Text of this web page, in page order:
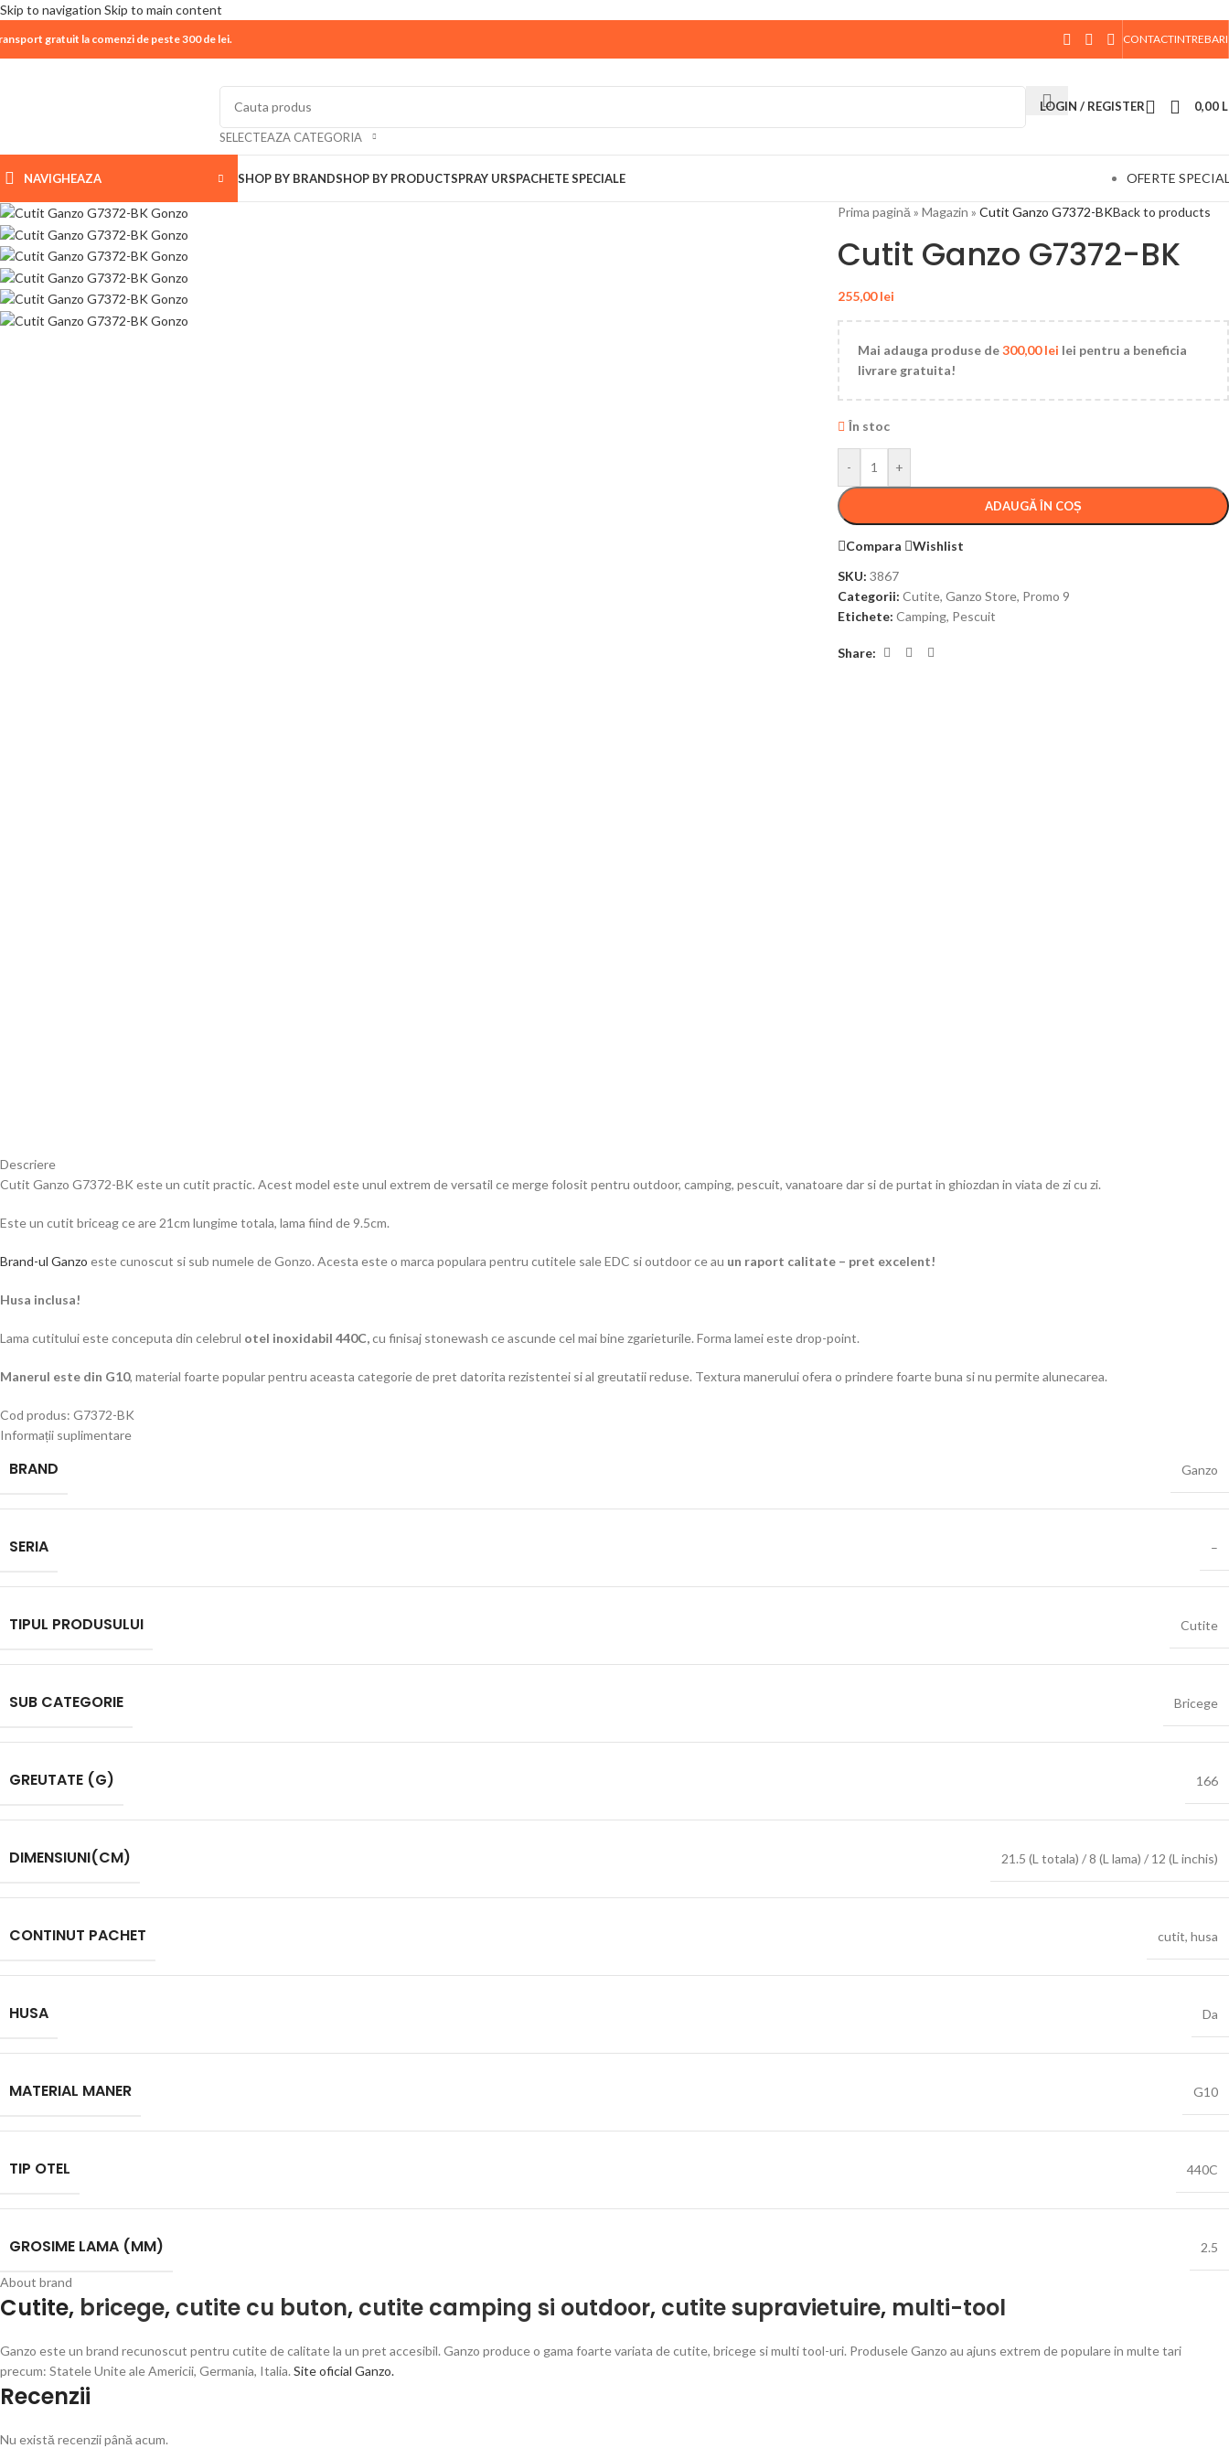
Skip to navigation Skip to main content
| 📦 Program livrari|In perioada11 August - 18 August,magazinul KPRO este inchis. Comenziile plasate pana in data de 10 August, la ora 15:00, vor fi expediate. Va
multumim pentru intelegere!
gratuit la comenzi de peste 300 de lei. CONTACTINTREBARI
SELECTEAZA CATEGORIA
LOGIN / REGISTER 0,00
NAVIGHEAZA SHOP BY BRANDSHOP BY PRODUCTSPRAY URSPACHETE SPECIALE OFERTE
Prima pagină » Magazin » Cutit Ganzo G7372-BKBack to products
Cutit Ganzo G7372-BK
255,00lei
Mai adauga produse de300,00lei lei pentru a beneficia
livrare gratuita!
În stoc
- +
ADAUGĂ ÎN COȘ
Compara
Wishlist
SKU: 3867
Categorii: Cutite, Ganzo Store, Promo 9
Etichete: Camping, Pescuit
Share:
Descriere
Cutit Ganzo G7372-BK este un cutit practic. Acest model este unul extrem de versatil ce merge folosit pentru outdoor, camping, pescuit, vanatoare dar si de purtat in ghiozdan in viata de zi cu zi.
Este un cutit briceag ce are 21cm lungime totala, lama fiind de 9.5cm.
Brand-ul Ganzo este cunoscut si sub numele de Gonzo. Acesta este o marca populara pentru cutitele sale EDC si outdoor ce au un raport calitate – pret excelent!
Husa inclusa!
Lama cutitului este conceputa din celebrul otel inoxidabil 440C,cu finisaj stonewash ce ascunde cel mai bine zgarieturile. Forma lamei este drop-point.
Manerul este din G10, material foarte popular pentru aceasta categorie de pret datorita rezistentei si al greutatii reduse. Textura manerului ofera o prindere foarte buna si nu permite alunecarea.
Cod produs: G7372-BK
Informații suplimentare
BRAND Ganzo
SERIA –
TIPUL PRODUSULUI Cutite
SUB CATEGORIE Bricege
GREUTATE (G) 166
DIMENSIUNI(CM) 21.5 (L totala) / 8 (L lama) / 12 (L inchis)
CONTINUT PACHET cutit, husa
HUSA Da
MATERIAL MANER G10
TIP OTEL 440C
GROSIME LAMA (MM) 2.5
About brand
Cutite, bricege, cutite cu buton, cutite camping si outdoor, cutite supravietuire, multi-tool
Ganzo este un brand recunoscut pentru cutite de calitate la un pret accesibil. Ganzo produce o gama foarte variata de cutite, bricege si multi tool-uri. Produsele Ganzo au ajuns extrem de populare in multe tari
precum: Statele Unite ale Americii, Germania, Italia. Site oficial Ganzo.
Recenzii
Nu există recenzii până acum.